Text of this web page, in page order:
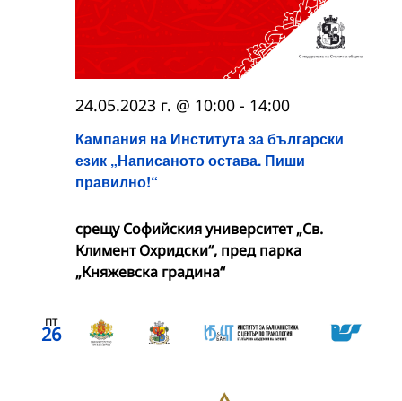
Кампания на Института за български
език „Написаното остава. Пиши
правилно!“
24.05.2023 г. @ 10:00 - 14:00
срещу Софийския университет „Св.
Климент Охридски“, пред парка
„Княжевска градина“
пт
26